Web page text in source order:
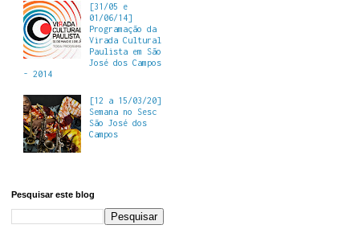
[31/05 e
01/06/14]
Programação da
Virada Cultural
Paulista em São
José dos Campos
- 2014
[12 a 15/03/20]
Semana no Sesc
São José dos
Campos
Pesquisar este blog